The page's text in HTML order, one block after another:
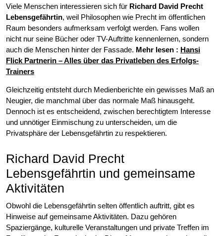
Viele Menschen interessieren sich für Richard David Precht
Lebensgefährtin, weil Philosophen wie Precht im öffentlichen
Raum besonders aufmerksam verfolgt werden. Fans wollen
nicht nur seine Bücher oder TV-Auftritte kennenlernen, sondern
auch die Menschen hinter der Fassade. Mehr lesen : Hansi
Flick Partnerin – Alles über das Privatleben des Erfolgs-
Trainers
Gleichzeitig entsteht durch Medienberichte ein gewisses Maß an
Neugier, die manchmal über das normale Maß hinausgeht.
Dennoch ist es entscheidend, zwischen berechtigtem Interesse
und unnötiger Einmischung zu unterscheiden, um die
Privatsphäre der Lebensgefährtin zu respektieren.
Richard David Precht
Lebensgefährtin und gemeinsame
Aktivitäten
Obwohl die Lebensgefährtin selten öffentlich auftritt, gibt es
Hinweise auf gemeinsame Aktivitäten. Dazu gehören
Spaziergänge, kulturelle Veranstaltungen und private Treffen im